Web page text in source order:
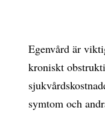
Egenvård är
kroniskt
symtom och